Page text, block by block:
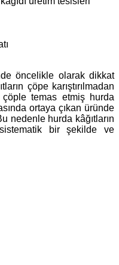
öncelikle olarak dikkat
çöpe karıştırılmadan
çöple temas etmiş hurda
ortaya çıkan üründe
nedenle hurda kâğıtların
sistematik bir şekilde ve